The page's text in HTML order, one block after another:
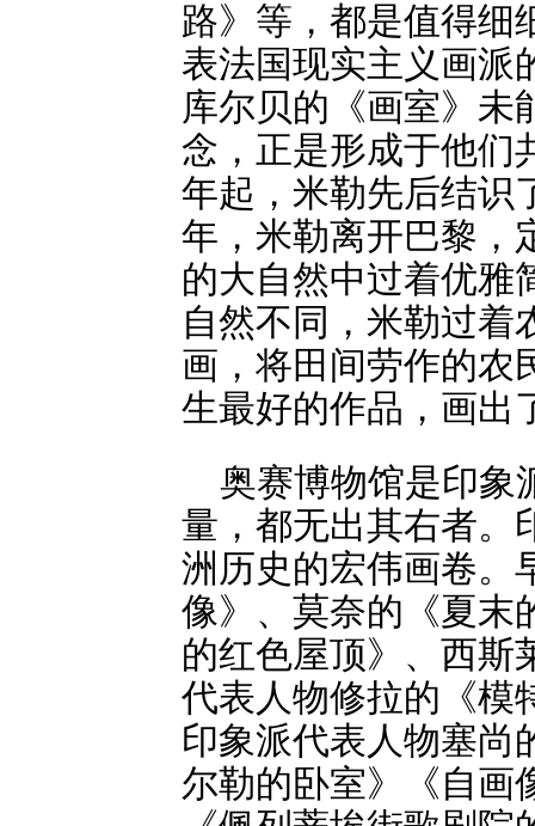
路》等，都是值得细
表法国现实主义画派
库尔贝的《画室》未
念，正是形成于他们
年起，米勒先后结识
年，米勒离开巴黎，
的大自然中过着优雅
自然不同，米勒过着
画，将田间劳作的农
生最好的作品，画出
奥赛博物馆是印象
量，都无出其右者。
洲历史的宏伟画卷。
像》、莫奈的《夏末
的红色屋顶》、西斯
代表人物修拉的《模
印象派代表人物塞尚
尔勒的卧室》《自画